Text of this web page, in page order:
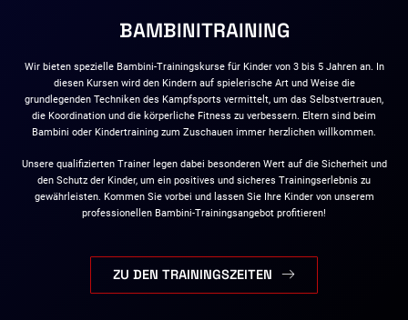
BAMBINITRAINING
Wir bieten spezielle Bambini-Trainingskurse für Kinder von 3 bis 5 Jahren an. In
diesen Kursen wird den Kindern auf spielerische Art und Weise die
grundlegenden Techniken des Kampfsports vermittelt, um das Selbstvertrauen,
die Koordination und die körperliche Fitness zu verbessern. Eltern sind beim
Bambini oder Kindertraining zum Zuschauen immer herzlichen willkommen.
Unsere qualifizierten Trainer legen dabei besonderen Wert auf die Sicherheit und
den Schutz der Kinder, um ein positives und sicheres Trainingserlebnis zu
gewährleisten. Kommen Sie vorbei und lassen Sie Ihre Kinder von unserem
professionellen Bambini-Trainingsangebot profitieren!
ZU DEN TRAININGSZEITEN